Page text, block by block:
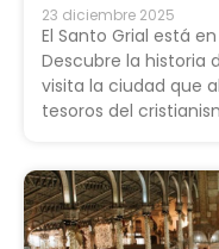
23 diciembre 2025
El Santo Grial está
Descubre la historia
visita la ciudad que
tesoros del